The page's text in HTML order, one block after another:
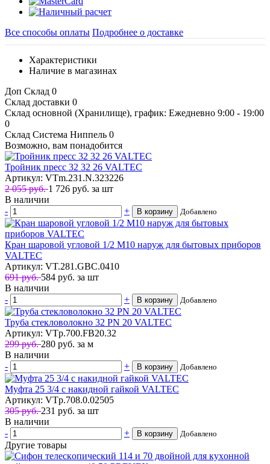
Все способы оплаты Подробнее о доставке
Характеристики
Наличие в магазинах
Доп Склад 0
Склад доставки 0
Склад основной (Хранилище), график: Ежедневно 9:00 - 19:00
0
Склад Система Ниппель 0
Возможно, вам понадобится
Тройник пресс 32 32 26 VALTEC
Артикул: VTm.231.N.323226
2 055 руб.1 726 руб. за шт
В наличии
-
+ В корзину Добавлено
Кран шаровой угловой 1/2 М10 наруж для бытовых приборов
VALTEC
Артикул: VT.281.GBC.0410
691 руб.584 руб. за шт
В наличии
-
+ В корзину Добавлено
Труба стекловолокно 32 РN 20 VALTEC
Артикул: VTp.700.FB20.32
299 руб.280 руб. за м
В наличии
-
+ В корзину Добавлено
Муфта 25 3/4 с накидной гайкой VALTEC
Артикул: VTp.708.0.02505
305 руб.231 руб. за шт
В наличии
-
+ В корзину Добавлено
Другие товары